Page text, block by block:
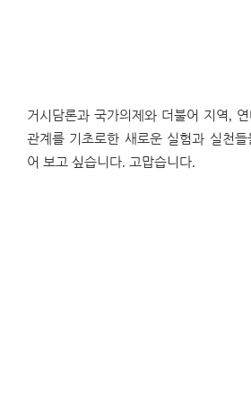
거시담론과 국가의제와 더불어 지역 , 연
관계를 기초로한 새로운 실험과 실천
어 보고 싶습니다. 고맙습니다.